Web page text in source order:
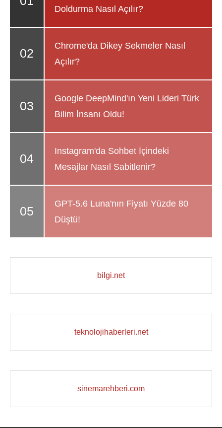
Doldurma Nasıl Açılır?
Chrome'da Dikey Sekmeler Nasıl
Açılır?
Google DeepMind'ın Yeni Lideri Türk
Bilim İnsanı Oldu!
Instagram'da Sohbet İçindeki
Mesajlar Nasıl Sabitlenir?
GPT-5.6 Luna'nın Fiyatı Yüzde 80
Düştü!
bilgi.net
teknolojihaberleri.net
sinemarehberi.com